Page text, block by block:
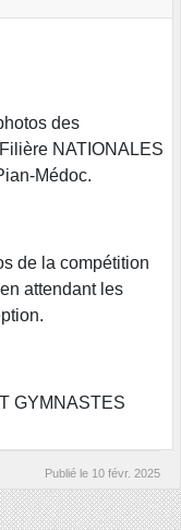
des
NATIONALES
Médoc.
de la compétition
attendant les
GYMNASTES
Publié le 10 févr. 2025